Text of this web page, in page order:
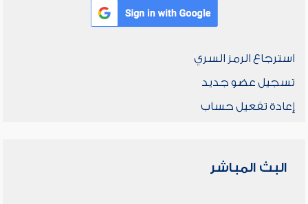
استرجاع الرمز السري
تسجيل عضو جديد
إعادة تفعيل حساب
البث المباشر